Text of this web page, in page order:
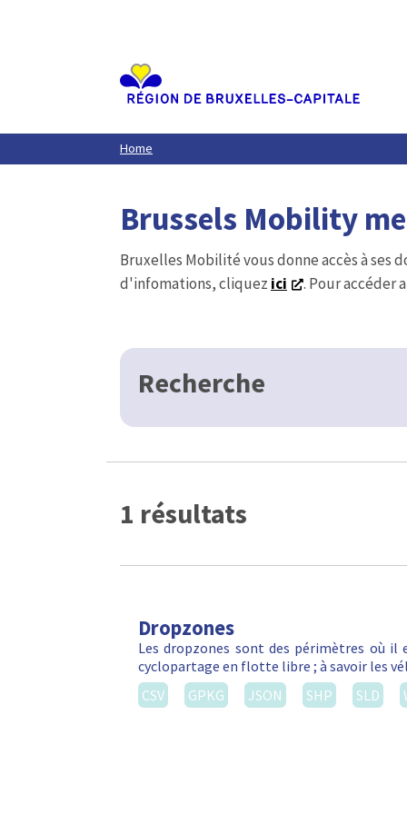
Home
Brussels Mobility
Bruxelles Mobilité vous donne accès à ses
d'infomations, cliquez ici . Pour accéder
Recherche
1 résultats
Dropzones
Les dropzones sont des périmètres où il
cyclopartage en flotte libre ; à savoir les
CSV
GPKG JSON SHP SLD